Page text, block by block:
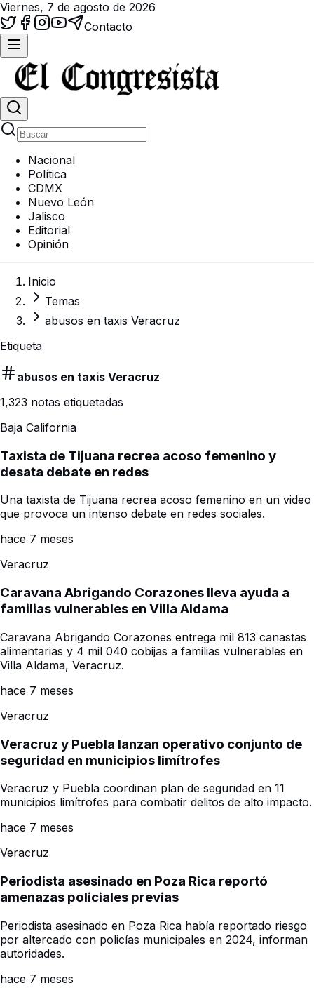
Viernes, 7 de agosto de 2026
Contacto
Nacional
Política
CDMX
Nuevo León
Jalisco
Editorial
Opinión
Inicio
Temas
abusos en taxis Veracruz
Etiqueta
abusos en taxis Veracruz
1,323 notas etiquetadas
Baja California
Taxista de Tijuana recrea acoso femenino y
desata debate en redes
Una taxista de Tijuana recrea acoso femenino en un video
que provoca un intenso debate en redes sociales.
hace 7 meses
Veracruz
Caravana Abrigando Corazones lleva ayuda a
familias vulnerables en Villa Aldama
Caravana Abrigando Corazones entrega mil 813 canastas
alimentarias y 4 mil 040 cobijas a familias vulnerables en
Villa Aldama, Veracruz.
hace 7 meses
Veracruz
Veracruz y Puebla lanzan operativo conjunto de
seguridad en municipios limítrofes
Veracruz y Puebla coordinan plan de seguridad en 11
municipios limítrofes para combatir delitos de alto impacto.
hace 7 meses
Veracruz
Periodista asesinado en Poza Rica reportó
amenazas policiales previas
Periodista asesinado en Poza Rica había reportado riesgo
por altercado con policías municipales en 2024, informan
autoridades.
hace 7 meses